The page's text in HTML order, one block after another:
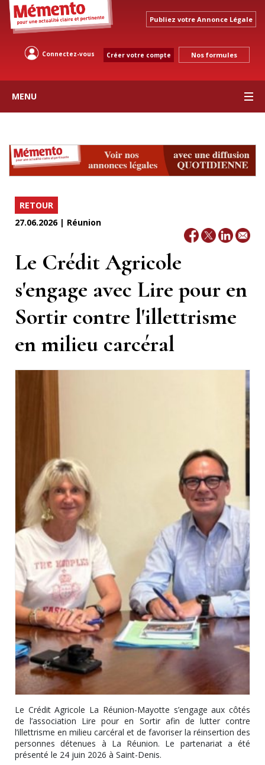
Publiez votre Annonce Légale
Connectez-vous Créer votre compte Nos formules
MENU
RETOUR
27.06.2026 | Réunion
Le Crédit Agricole
s'engage avec Lire pour en
Sortir contre l'illettrisme
en milieu carcéral
Le Crédit Agricole La Réunion-Mayotte s’engage aux côtés
de l’association Lire pour en Sortir afin de lutter contre
l’illettrisme en milieu carcéral et de favoriser la réinsertion des
personnes détenues à La Réunion. Le partenariat a été
présenté le 24 juin 2026 à Saint-Denis.